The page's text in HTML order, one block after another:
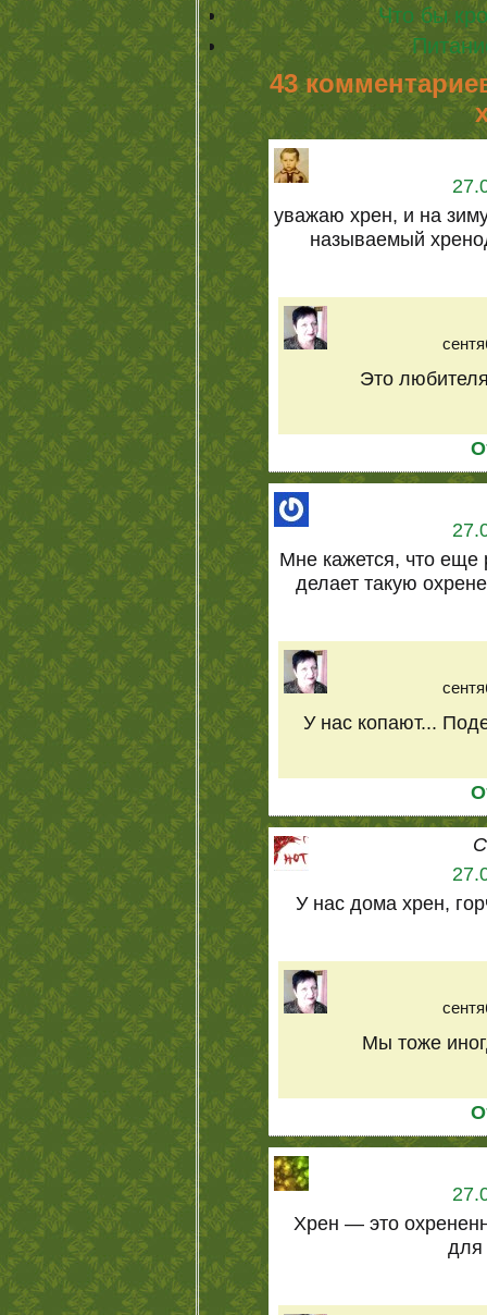
Что бы
43
уважаю хрен, и на
называемый
Это
Мне кажется, что еще
делает такую
У нас копают...
У нас дома хрен,
Мы тоже
Хрен — это
для